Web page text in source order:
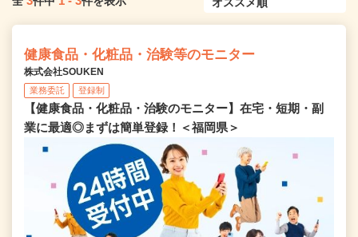
健康食品・化粧品・治験等のモニター
株式会社SOUKEN
業務委託 登録制
【健康食品・化粧品・治験のモニター】在宅・短期・副
業に最適◎まずは簡単登録！＜福岡県＞